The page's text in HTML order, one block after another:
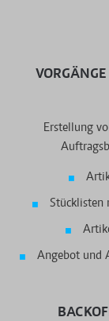
Erstellung
Stücklisten
Angebot und